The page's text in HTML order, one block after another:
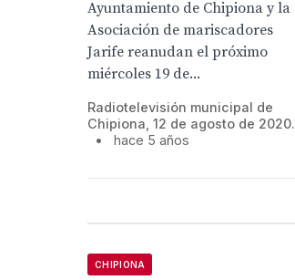
Ayuntamiento de Chipiona y la
Asociación de mariscadores
Jarife reanudan el próximo
miércoles 19 de...
Radiotelevisión municipal de
Chipiona, 12 de agosto de 2020.
•
hace 5 años
CHIPIONA